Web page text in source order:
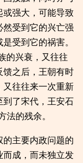
强大，可能导致
受到它的兴亡强
受到它的祸害。
的兴衰，又往往
之后，王朝有时
往往来一次重新
了宋代，王安石
法的残余。
主要内政问题的
而成，而未独立发